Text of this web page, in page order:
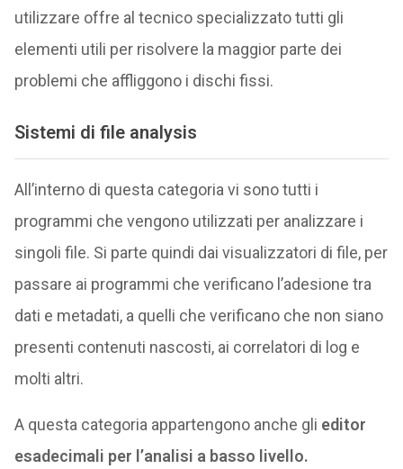
utilizzare offre al tecnico specializzato tutti gli
elementi utili per risolvere la maggior parte dei
problemi che affliggono i dischi fissi.
Sistemi di file analysis
All’interno di questa categoria vi sono tutti i
programmi che vengono utilizzati per analizzare i
singoli file. Si parte quindi dai visualizzatori di file, per
passare ai programmi che verificano l’adesione tra
dati e metadati, a quelli che verificano che non siano
presenti contenuti nascosti, ai correlatori di log e
molti altri.
A questa categoria appartengono anche gli editor
esadecimali per l’analisi a basso livello.